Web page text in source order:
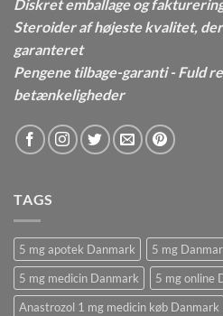
Diskret emballage og
Steroider af højeste kvalitet,
garanteret
Pengene tilbage-garanti - Fuld
betænkeligheder
TAGS
5 mg apotek Danmark 5 mg
5 mg medicin Danmark
5 mg online
Anastrozol 1 mg medicin køb Danmark